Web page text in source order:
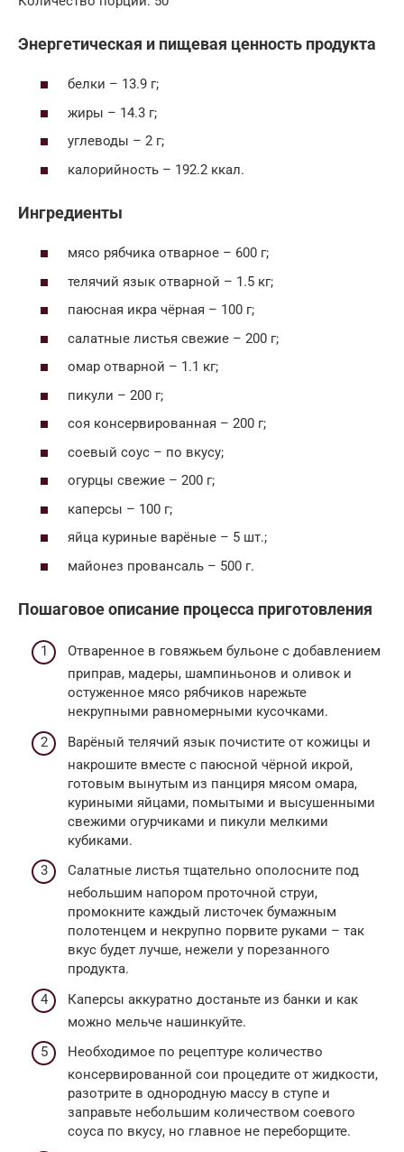
Энергетическая и пищевая ценность продукта
белки – 13.9 г;
жиры – 14.3 г;
углеводы – 2 г;
калорийность – 192.2 ккал.
Ингредиенты
мясо рябчика отварное – 600 г;
телячий язык отварной – 1.5 кг;
паюсная икра чёрная – 100 г;
салатные листья свежие – 200 г;
омар отварной – 1.1 кг;
пикули – 200 г;
соя консервированная – 200 г;
соевый соус – по вкусу;
огурцы свежие – 200 г;
каперсы – 100 г;
яйца куриные варёные – 5 шт.;
майонез провансаль – 500 г.
Пошаговое описание процесса приготовления
Отваренное в говяжьем бульоне с добавлением
приправ, мадеры, шампиньонов и оливок и
остуженное мясо рябчиков нарежьте
некрупными равномерными кусочками.
Варёный телячий язык почистите от кожицы и
накрошите вместе с паюсной чёрной икрой,
готовым вынутым из панциря мясом омара,
куриными яйцами, помытыми и высушенными
свежими огурчиками и пикули мелкими
кубиками.
Салатные листья тщательно ополосните под
небольшим напором проточной струи,
промокните каждый листочек бумажным
полотенцем и некрупно порвите руками – так
вкус будет лучше, нежели у порезанного
продукта.
Каперсы аккуратно достаньте из банки и как
можно мельче нашинкуйте.
Необходимое по рецептуре количество
консервированной сои процедите от жидкости,
разотрите в однородную массу в ступе и
заправьте небольшим количеством соевого
соуса по вкусу, но главное не переборщите.